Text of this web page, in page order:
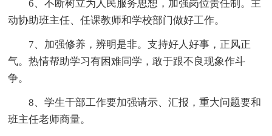
6、不断树立为人民服务思想，加强岗位责任制。主
动协助班主任、任课教师和学校部门做好工作。
7、加强修养，辨明是非。支持好人好事，正风正
气。热情帮助学习有困难同学，敢于跟不良现象作斗
争。
8、学生干部工作要加强请示、汇报，重大问题要和
班主任老师商量。